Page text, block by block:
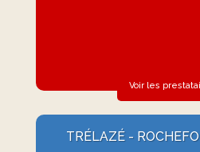
Voir les
TRÉLAZÉ -